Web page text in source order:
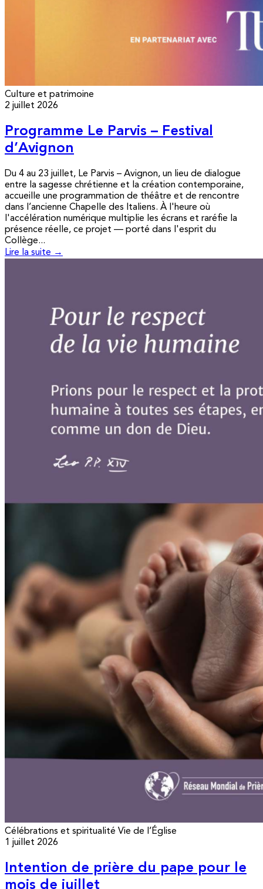
Culture et patrimoine
2 juillet 2026
Programme Le Parvis – Festival
d’Avignon
Du 4 au 23 juillet, Le Parvis – Avignon, un lieu de dialogue
entre la sagesse chrétienne et la création contemporaine,
accueille une programmation de théâtre et de rencontre
dans l’ancienne Chapelle des Italiens. À l'heure où
l'accélération numérique multiplie les écrans et raréfie la
présence réelle, ce projet — porté dans l'esprit du
Collège...
Lire la suite →
Célébrations et spiritualité Vie de l’Église
1 juillet 2026
Intention de prière du pape pour le
mois de juillet